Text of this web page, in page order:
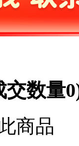
交数量0
商品